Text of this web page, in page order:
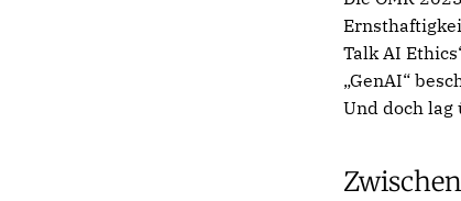
Talk AI
„GenAI“
Und doch